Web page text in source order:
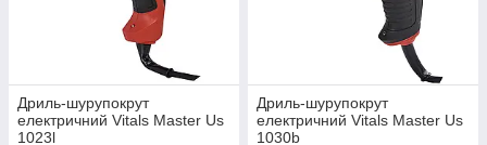
Дриль-шурупокрут
електричний Vitals Master Us
1023l
Дриль-шурупокрут
електричний Vitals Master Us
1030b